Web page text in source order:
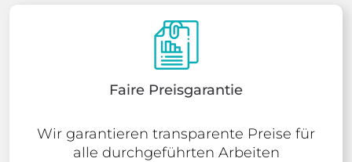
Faire Preisgarantie
Wir garantieren transparente Preise für
alle durchgeführten Arbeiten